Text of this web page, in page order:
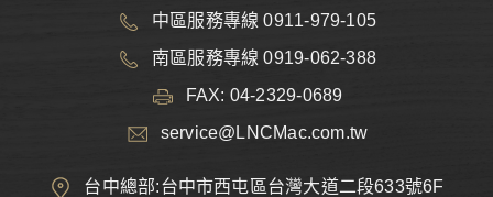
中區服務專線 0911-979-105
南區服務專線 0919-062-388
FAX: 04-2329-0689
service@LNCMac.com.tw
台中總部:台中市西屯區台灣大道二段633號6F